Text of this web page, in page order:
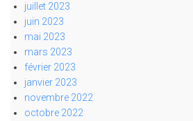
juillet 2023
juin 2023
mai 2023
mars 2023
février 2023
janvier 2023
novembre 2022
octobre 2022